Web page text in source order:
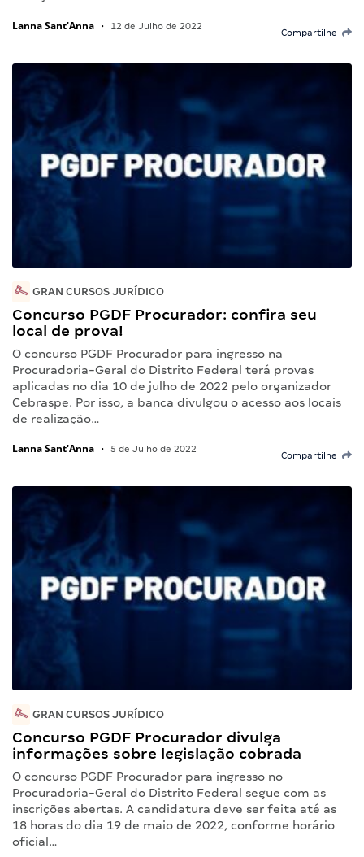
Lanna Sant'Anna • 12 de Julho de 2022
Compartilhe
GRAN CURSOS JURÍDICO
Concurso PGDF Procurador: confira seu
local de prova!
O concurso PGDF Procurador para ingresso na
Procuradoria-Geral do Distrito Federal terá provas
aplicadas no dia 10 de julho de 2022 pelo organizador
Cebraspe. Por isso, a banca divulgou o acesso aos locais
de realização…
Lanna Sant'Anna • 5 de Julho de 2022
Compartilhe
GRAN CURSOS JURÍDICO
Concurso PGDF Procurador divulga
informações sobre legislação cobrada
O concurso PGDF Procurador para ingresso no
Procuradoria-Geral do Distrito Federal segue com as
inscrições abertas. A candidatura deve ser feita até as
18 horas do dia 19 de maio de 2022, conforme horário
oficial…